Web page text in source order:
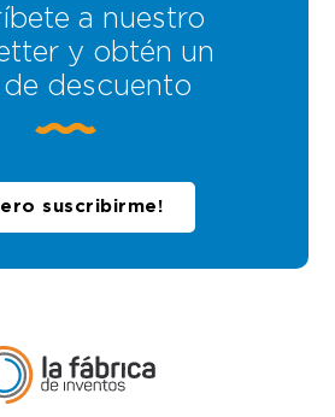
a nuestro
y obtén un
de descuento
suscribirme!